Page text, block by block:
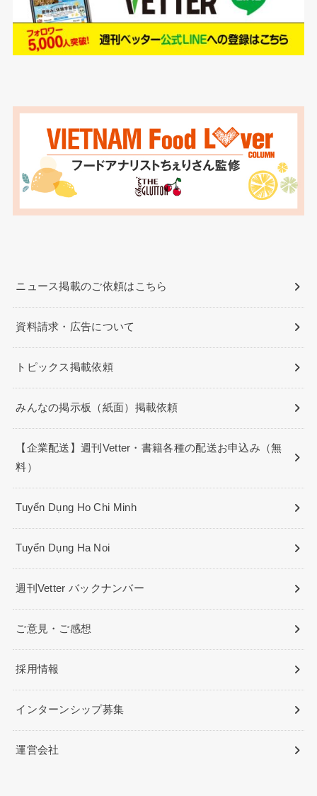
ニュース掲載のご依頼はこちら
資料請求・広告について
トピックス掲載依頼
みんなの掲示板（紙面）掲載依頼
【企業配送】週刊Vetter・書籍各種の配送お申込み（無
料）
Tuyển Dụng Ho Chi Minh
Tuyển Dụng Ha Noi
週刊Vetter バックナンバー
ご意見・ご感想
採用情報
インターンシップ募集
運営会社